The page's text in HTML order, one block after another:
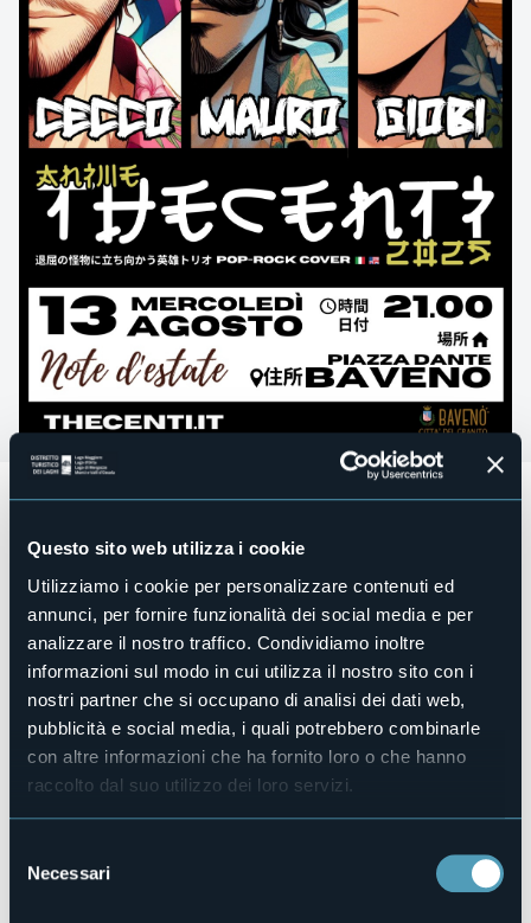
Questo sito web utilizza i cookie
Utilizziamo i cookie per personalizzare contenuti ed
annunci, per fornire funzionalità dei social media e per
analizzare il nostro traffico. Condividiamo inoltre
informazioni sul modo in cui utilizza il nostro sito con i
nostri partner che si occupano di analisi dei dati web,
pubblicità e social media, i quali potrebbero combinarle
con altre informazioni che ha fornito loro o che hanno
raccolto dal suo utilizzo dei loro servizi.
delNecessari
Mercoledì 13 agosto 2025, ore 21:00
Concerto del trio THE CENTI: tre polistrumentisti e cantanti
di estrazione musicale eterogenea si incontrano in un
repertorio da Gaber a Ed Sheeran passando da Pino Daniele
e Daniele Silvestri.
Il gruppo è composto da Giobi Fasoli, Mauro Pelletti e
Francesco Lembo.
Ingresso libero e gratuito.
Organizzazione a cura della Città di Baveno.
Organizzatore
Città di Baveno
Piazza Dante Alighieri